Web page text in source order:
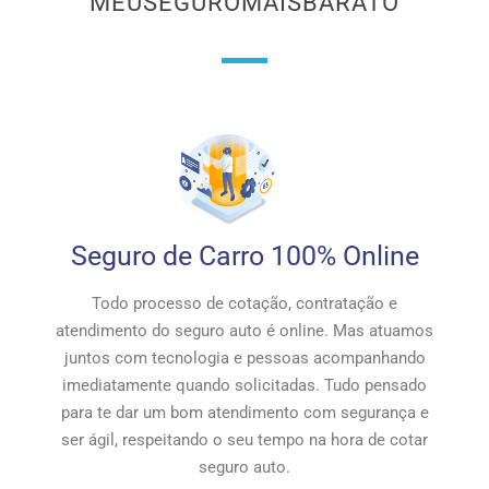
Seguro de Carro 100% Online
Todo processo de cotação, contratação e
atendimento do seguro auto é online. Mas atuamos
juntos com tecnologia e pessoas acompanhando
imediatamente quando solicitadas. Tudo pensado
para te dar um bom atendimento com segurança e
ser ágil, respeitando o seu tempo na hora de cotar
seguro auto.